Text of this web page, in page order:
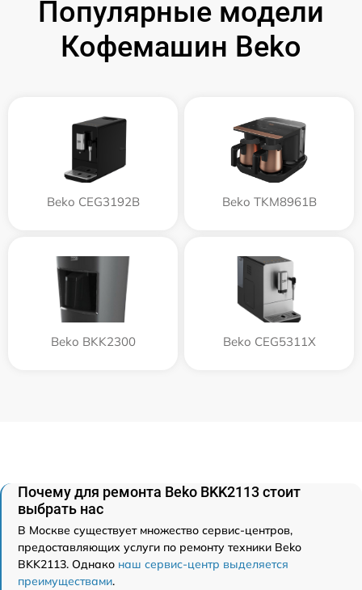
Популярные модели
Кофемашин Beko
Beko CEG3192B Beko TKM8961B
Beko BKK2300 Beko CEG5311X
Почему для ремонта Beko BKK2113 стоит
выбрать нас
В Москве существует множество сервис-центров,
предоставляющих услуги по ремонту техники Beko
BKK2113. Однако наш сервис-центр выделяется
преимуществами.